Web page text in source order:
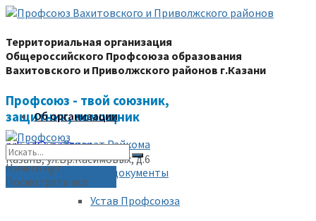
Территориальная организация
Общероссийского Профсоюза образования
Вахитовского и Приволжского районов г.Казани
Профсоюз - твой союзник,
защитник, помощник
prk-ed@yandex.ru
Казань, ул.Бр.Касимовых, д.6
(843) 228-68-80
Об организации
Аппарат Райкома
Уставные документы
Устав Профсоюза
Ничего нет
Посмотреть все